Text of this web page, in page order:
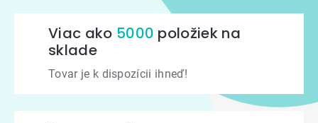
Viac ako 5000 položiek na
sklade
Tovar je k dispozícii ihneď!